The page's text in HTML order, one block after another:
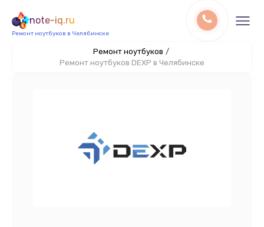
note-iq.ru
Ремонт ноутбуков в Челябинске
Ремонт ноутбуков /
Ремонт ноутбуков DEXP в Челябинске